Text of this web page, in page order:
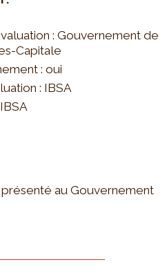
: Gouvernement de
Capitale
: oui
: IBSA
présenté au Gouvernement